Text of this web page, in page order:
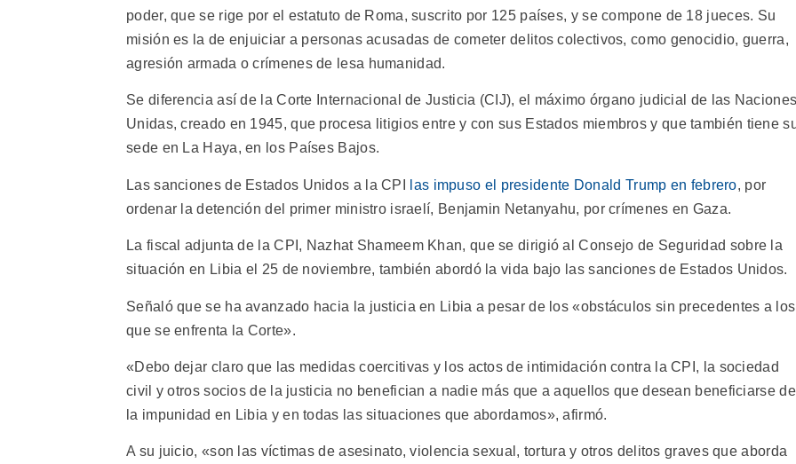
poder, que se rige por el estatuto de Roma, suscrito por 125 países, y se compone de 18 jueces. Su
misión es la de enjuiciar a personas acusadas de cometer delitos colectivos, como genocidio, guerra,
agresión armada o crímenes de lesa humanidad.
Se diferencia así de la Corte Internacional de Justicia (CIJ), el máximo órgano judicial de las
Unidas, creado en 1945, que procesa litigios entre y con sus Estados miembros y que también tiene
sede en La Haya, en los Países Bajos.
Las sanciones de Estados Unidos a la CPI las impuso el presidente Donald Trump en febrero, por
ordenar la detención del primer ministro israelí, Benjamin Netanyahu, por crímenes en Gaza.
La fiscal adjunta de la CPI, Nazhat Shameem Khan, que se dirigió al Consejo de Seguridad sobre la
situación en Libia el 25 de noviembre, también abordó la vida bajo las sanciones de Estados Unidos.
Señaló que se ha avanzado hacia la justicia en Libia a pesar de los «obstáculos sin precedentes a los
que se enfrenta la Corte».
«Debo dejar claro que las medidas coercitivas y los actos de intimidación contra la CPI, la sociedad
civil y otros socios de la justicia no benefician a nadie más que a aquellos que desean beneficiarse de
la impunidad en Libia y en todas las situaciones que abordamos», afirmó.
A su juicio, «son las víctimas de asesinato, violencia sexual, tortura y otros delitos graves que aborda